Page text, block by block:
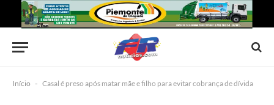
Início - Casal é preso após matar mãe e filho para evitar cobrança de dívida